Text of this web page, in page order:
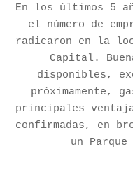
En los últimos 5
el número de
radicaron en la
Capital.
disponibles,
próximamente,
principales
confirmadas, en
un